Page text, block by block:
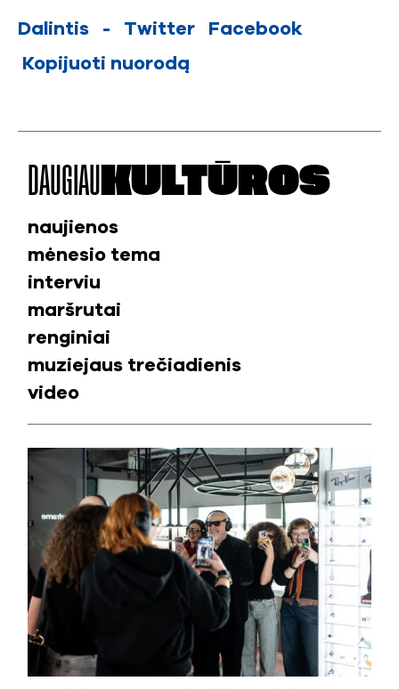
Dalintis - Twitter
Facebook
Kopijuoti nuorodą
DAUGIAU KULTŪROS
naujienos
mėnesio tema
interviu
maršrutai
renginiai
muziejaus trečiadienis
video